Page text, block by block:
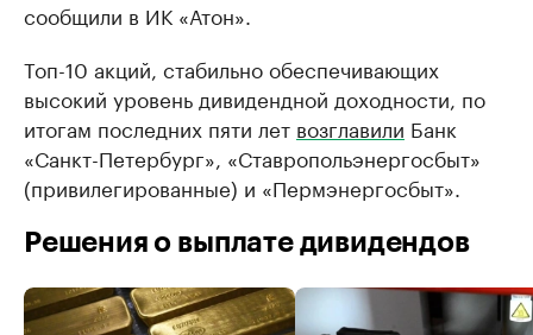
сообщили в ИК «Атон».
Топ-10 акций, стабильно обеспечивающих
высокий уровень дивидендной доходности, по
итогам последних пяти лет возглавили Банк
«Санкт-Петербург», «Ставропольэнергосбыт»
(привилегированные) и «Пермэнергосбыт».
Решения о выплате дивидендов